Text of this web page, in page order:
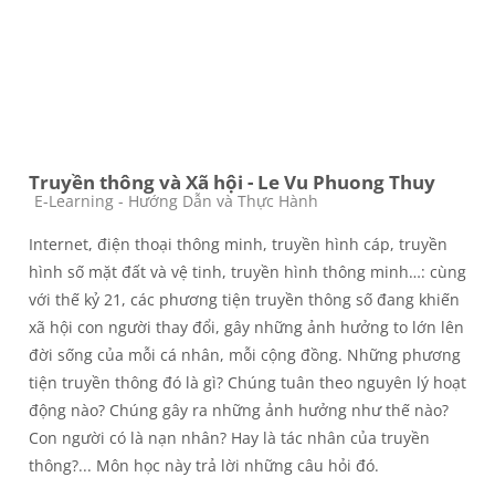
Truyền thông và Xã hội - Le Vu Phuong Thuy
Course category
E-Learning - Hướng Dẫn và Thực Hành
Internet, điện thoại thông minh, truyền hình cáp, truyền
hình số mặt đất và vệ tinh, truyền hình thông minh…: cùng
với thế kỷ 21, các phương tiện truyền thông số đang khiến
xã hội con người thay đổi, gây những ảnh hưởng to lớn lên
đời sống của mỗi cá nhân, mỗi cộng đồng. Những phương
tiện truyền thông đó là gì? Chúng tuân theo nguyên lý hoạt
động nào? Chúng gây ra những ảnh hưởng như thế nào?
Con người có là nạn nhân? Hay là tác nhân của truyền
thông?... Môn học này trả lời những câu hỏi đó.